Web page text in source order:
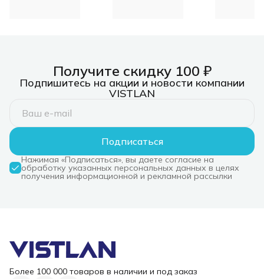
Получите скидку 100 ₽
Подпишитесь на акции и новости компании
VISTLAN
Подписаться
Нажимая «Подписаться», вы даете согласие на
обработку указанных персональных данных в целях
получения информационной и рекламной рассылки
Более 100 000 товаров в наличии и под заказ